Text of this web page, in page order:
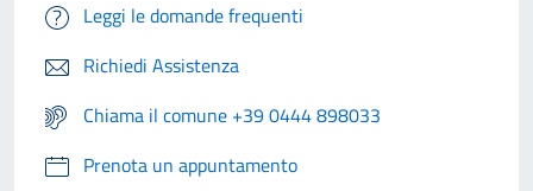
Leggi le domande frequenti
Richiedi Assistenza
Chiama il comune +39 0444 898033
Prenota un appuntamento